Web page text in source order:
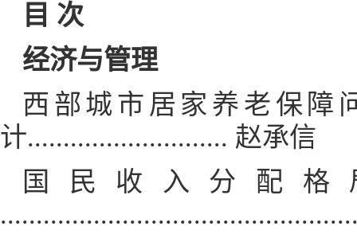
目 次
经济与管理
西部城市居家养老保
计............................ 赵承信
国民收入分配